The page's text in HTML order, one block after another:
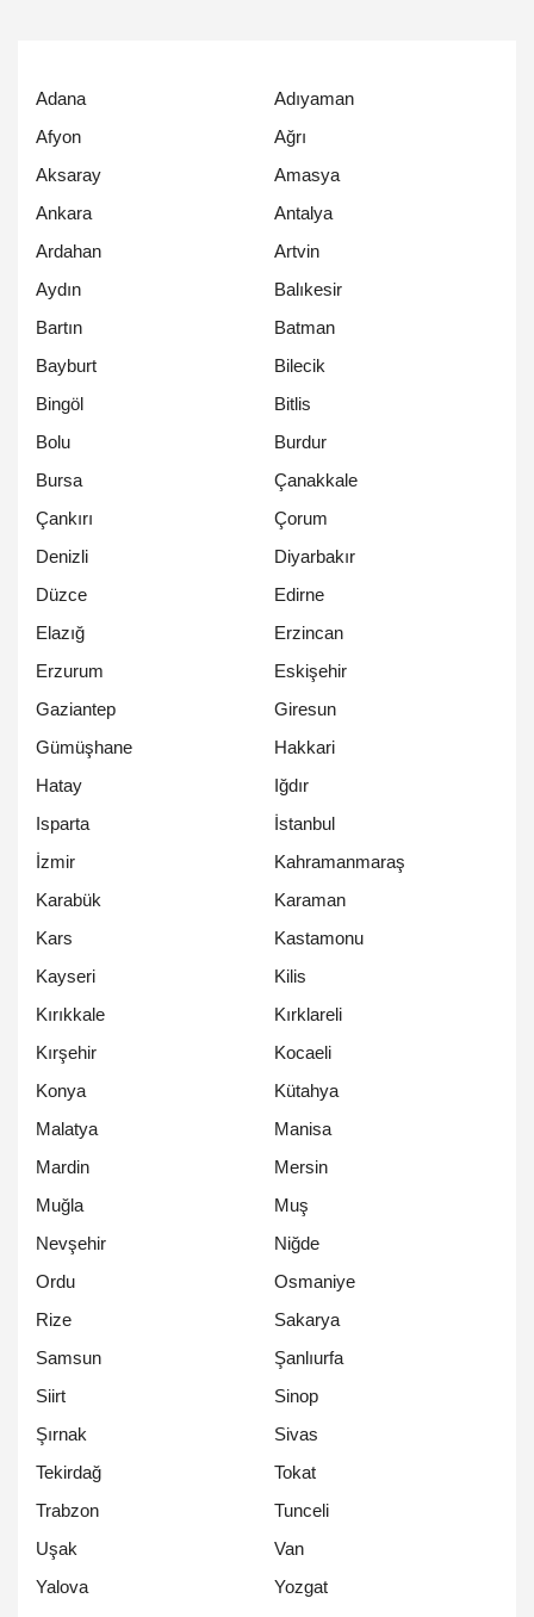
Adana
Adıyaman
Afyon
Ağrı
Aksaray
Amasya
Ankara
Antalya
Ardahan
Artvin
Aydın
Balıkesir
Bartın
Batman
Bayburt
Bilecik
Bingöl
Bitlis
Bolu
Burdur
Bursa
Çanakkale
Çankırı
Çorum
Denizli
Diyarbakır
Düzce
Edirne
Elazığ
Erzincan
Erzurum
Eskişehir
Gaziantep
Giresun
Gümüşhane
Hakkari
Hatay
Iğdır
Isparta
İstanbul
İzmir
Kahramanmaraş
Karabük
Karaman
Kars
Kastamonu
Kayseri
Kilis
Kırıkkale
Kırklareli
Kırşehir
Kocaeli
Konya
Kütahya
Malatya
Manisa
Mardin
Mersin
Muğla
Muş
Nevşehir
Niğde
Ordu
Osmaniye
Rize
Sakarya
Samsun
Şanlıurfa
Siirt
Sinop
Şırnak
Sivas
Tekirdağ
Tokat
Trabzon
Tunceli
Uşak
Van
Yalova
Yozgat